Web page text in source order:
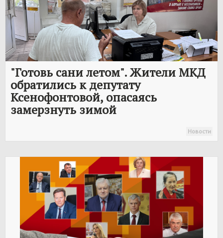
"Готовь сани летом". Жители МКД
обратились к депутату
Ксенофонтовой, опасаясь
замерзнуть зимой
Новости